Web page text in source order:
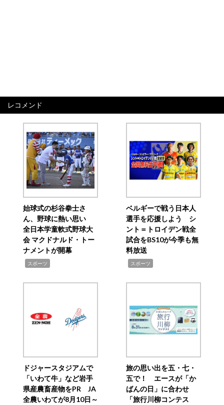
レコメンド
始球式の杉谷拳士さ
ん、野球に熱い思い
全日本学童軟式野球大
会 マクドナルド・トー
ナメントが開幕
スポーツ
ベルギーで戦う日本人
選手を応援しよう シ
ント＝トロイデン戦全
試合をBS10が今季も無
料放送
スポーツ
ドジャースタジアムで
「いわて牛」など岩手
県産農畜産物をPR JA
全農いわてが8月10日～
旅の思い出を五・七・
五で！ エースが「か
ばんの日」に合わせ
「旅行川柳コンテス